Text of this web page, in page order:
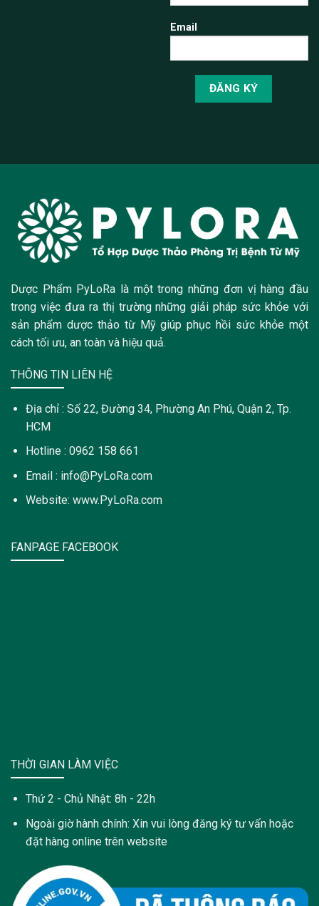
Email
Dược Phẩm PyLoRa là một trong những đơn vị hàng đầu
trong việc đưa ra thị trường những giải pháp sức khỏe với
sản phẩm dược thảo từ Mỹ giúp phục hồi sức khỏe một
cách tối ưu, an toàn và hiệu quả.
THÔNG TIN LIÊN HỆ
Địa chỉ : Số 22, Đường 34, Phường An Phú, Quận 2, Tp.
HCM
Hotline : 0962 158 661
Email : info@PyLoRa.com
Website: www.PyLoRa.com
FANPAGE FACEBOOK
THỜI GIAN LÀM VIỆC
Thứ 2 - Chủ Nhật: 8h - 22h
Ngoài giờ hành chính: Xin vui lòng đăng ký tư vấn hoặc
đặt hàng online trên website